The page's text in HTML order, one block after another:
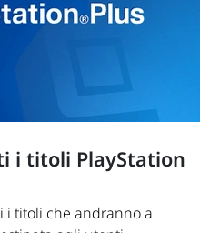
i titoli PlayStation
i titoli che andranno a